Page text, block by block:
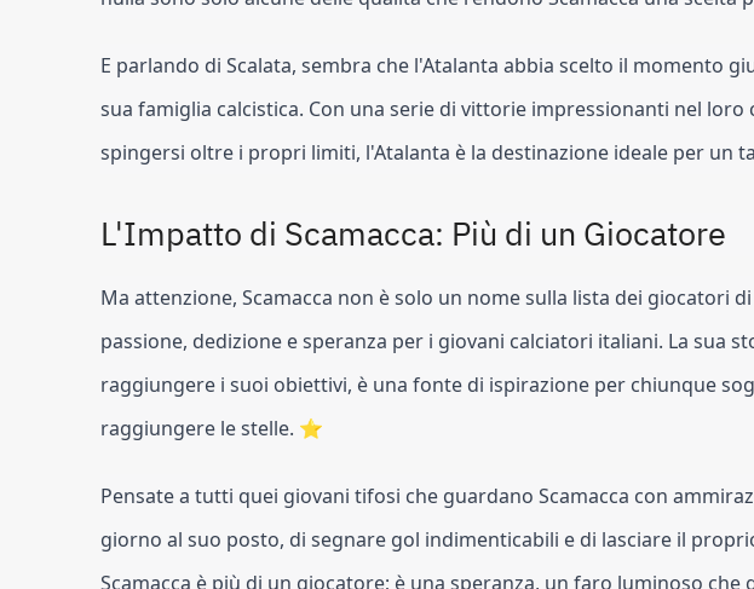
E parlando di Scalata, sembra che l'Atalanta abbia scelto il momento
sua famiglia calcistica. Con una serie di vittorie impressionanti nel
spingersi oltre i propri limiti, l'Atalanta è la destinazione ideale per un
L'Impatto di Scamacca: Più di un Giocatore
Ma attenzione, Scamacca non è solo un nome sulla lista dei giocatori
passione, dedizione e speranza per i giovani calciatori italiani. La sua
raggiungere i suoi obiettivi, è una fonte di ispirazione per chiunque
raggiungere le stelle. ⭐
Pensate a tutti quei giovani tifosi che guardano Scamacca con
giorno al suo posto, di segnare gol indimenticabili e di lasciare il
Scamacca è più di un giocatore; è una speranza, un faro luminoso che